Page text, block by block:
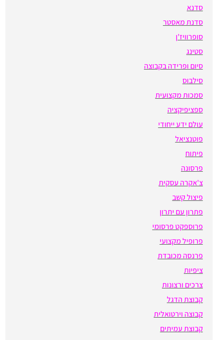
סדנא
סדנת מאסטר
סופרוויז'ן
סטינג
סיום ופרידה בקבוצה
סילבוס
סמכות מקצועית
ספציפיקציה
עולם ידע ייחודי
פוטנציאל
פיתוח
פרסונה
צ'אקרה עסקית
פיצול קשב
פתרון עם יתרון
פרוספקט פרסומי
פרופיל מקצועי
פרנסה מכובדת
ציפיות
צרכים ורצונות
קבוצת הדגל
קבוצה וירטואלית
קבוצת עמיתים